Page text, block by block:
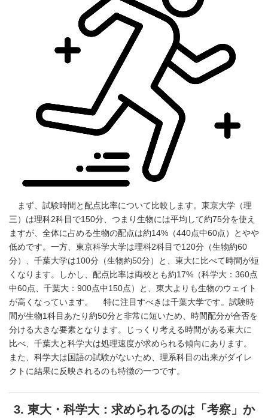
まず、試験時間と配点比率について比較します。東京大学（理
三）は理科2科目で150分、つまり生物には平均して約75分を使え
ますが、全体に占める生物の配点は約14%（440点中60点）とやや
低めです。一方、東京科学大学は理科2科目で120分（生物約60
分）、千葉大学は100分（生物約50分）と、東大に比べて時間が短
くなります。しかし、配点比率は両校とも約17%（科学大：360点
中60点、千葉大：900点中150点）と、東大よりも生物のウェイト
が高くなっています。 特に注目すべきは千葉大学です。試験時
間が生物1科目あたり約50分と非常に短いため、時間配分が合否を
分ける大きな要素となります。じっくり考える時間がある東大に
比べ、千葉大と科学大は処理速度が求められる傾向にあります。
また、科学大は国語の試験がないため、理系科目の出来がダイレ
クトに結果に反映されるのも特徴の一つです。
3. 東大・科学大：求められるのは「考察」か